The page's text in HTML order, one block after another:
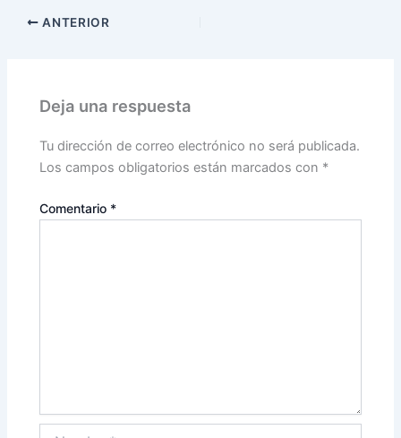
ANTERIOR
Deja una respuesta
Tu dirección de correo electrónico no será publicada.
Los campos obligatorios están marcados con *
Comentario *